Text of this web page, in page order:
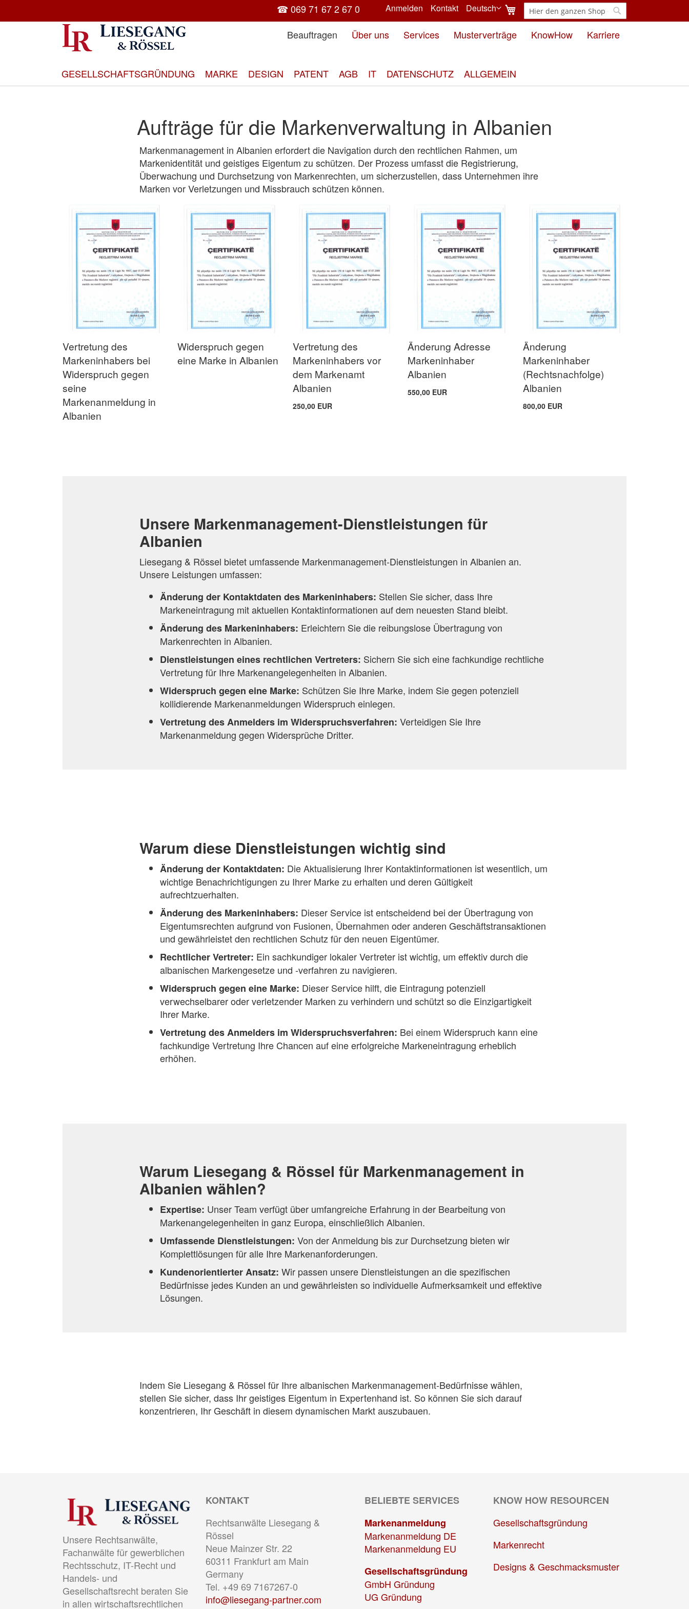
zum
Inhalt
Suche
Mein Warenkorb
Sprache
Deutsch
Anmelden Kontakt
☎ 069 71 67 2 67 0
Beauftragen
Über uns Services Musterverträge KnowHow Karriere
GESELLSCHAFTSGRÜNDUNG MARKE DESIGN PATENT AGB IT DATENSCHUTZ ALLGEMEIN
Aufträge für die Markenverwaltung in Albanien
Markenmanagement in Albanien erfordert die Navigation durch den rechtlichen Rahmen, um
Markenidentität und geistiges Eigentum zu schützen. Der Prozess umfasst die Registrierung,
Überwachung und Durchsetzung von Markenrechten, um sicherzustellen, dass Unternehmen ihre
Marken vor Verletzungen und Missbrauch schützen können.
Vertretung des
Markeninhabers bei
Widerspruch gegen
seine
Markenanmeldung in
Albanien
Widerspruch gegen
eine Marke in Albanien
In den Warenkorb
ZUR
VERGLEICHSLISTE
Vertretung des
Markeninhabers vor
dem Markenamt
Albanien
250,00 EUR
Änderung Adresse
Markeninhaber
Albanien
550,00 EUR
In den Warenkorb
Änderung
Markeninhaber
(Rechtsnachfolge)
Albanien
800,00 EUR
Unsere Markenmanagement-Dienstleistungen für
Albanien
Liesegang & Rössel bietet umfassende Markenmanagement-Dienstleistungen in Albanien an.
Unsere Leistungen umfassen:
Änderung der Kontaktdaten des Markeninhabers: Stellen Sie sicher, dass Ihre
Markeneintragung mit aktuellen Kontaktinformationen auf dem neuesten Stand bleibt.
Änderung des Markeninhabers: Erleichtern Sie die reibungslose Übertragung von
Markenrechten in Albanien.
Dienstleistungen eines rechtlichen Vertreters: Sichern Sie sich eine fachkundige rechtliche
Vertretung für Ihre Markenangelegenheiten in Albanien.
Widerspruch gegen eine Marke: Schützen Sie Ihre Marke, indem Sie gegen potenziell
kollidierende Markenanmeldungen Widerspruch einlegen.
Vertretung des Anmelders im Widerspruchsverfahren: Verteidigen Sie Ihre
Markenanmeldung gegen Widersprüche Dritter.
Warum diese Dienstleistungen wichtig sind
Änderung der Kontaktdaten: Die Aktualisierung Ihrer Kontaktinformationen ist wesentlich, um
wichtige Benachrichtigungen zu Ihrer Marke zu erhalten und deren Gültigkeit
aufrechtzuerhalten.
Änderung des Markeninhabers: Dieser Service ist entscheidend bei der Übertragung von
Eigentumsrechten aufgrund von Fusionen, Übernahmen oder anderen Geschäftstransaktionen
und gewährleistet den rechtlichen Schutz für den neuen Eigentümer.
Rechtlicher Vertreter: Ein sachkundiger lokaler Vertreter ist wichtig, um effektiv durch die
albanischen Markengesetze und -verfahren zu navigieren.
Widerspruch gegen eine Marke: Dieser Service hilft, die Eintragung potenziell
verwechselbarer oder verletzender Marken zu verhindern und schützt so die Einzigartigkeit
Ihrer Marke.
Vertretung des Anmelders im Widerspruchsverfahren: Bei einem Widerspruch kann eine
fachkundige Vertretung Ihre Chancen auf eine erfolgreiche Markeneintragung erheblich
erhöhen.
Warum Liesegang & Rössel für Markenmanagement in
Albanien wählen?
Expertise: Unser Team verfügt über umfangreiche Erfahrung in der Bearbeitung von
Markenangelegenheiten in ganz Europa, einschließlich Albanien.
Umfassende Dienstleistungen: Von der Anmeldung bis zur Durchsetzung bieten wir
Komplettlösungen für alle Ihre Markenanforderungen.
Kundenorientierter Ansatz: Wir passen unsere Dienstleistungen an die spezifischen
Bedürfnisse jedes Kunden an und gewährleisten so individuelle Aufmerksamkeit und effektive
Lösungen.
Indem Sie Liesegang & Rössel für Ihre albanischen Markenmanagement-Bedürfnisse wählen,
stellen Sie sicher, dass Ihr geistiges Eigentum in Expertenhand ist. So können Sie sich darauf
konzentrieren, Ihr Geschäft in diesem dynamischen Markt auszubauen.
Unsere Rechtsanwälte,
Fachanwälte für gewerblichen
Rechtsschutz, IT-Recht und
Handels- und
Gesellschaftsrecht beraten Sie
in allen wirtschaftsrechtlichen
KONTAKT
Rechtsanwälte Liesegang &
Rössel
Neue Mainzer Str. 22
60311 Frankfurt am Main
Germany
Tel. +49 69 7167267-0
info@liesegang-partner.com
BELIEBTE SERVICES
Markenanmeldung
Markenanmeldung DE
Markenanmeldung EU
Gesellschaftsgründung
GmbH Gründung
UG Gründung
KNOW HOW RESOURCEN
Gesellschaftsgründung
Markenrecht
Designs & Geschmacksmuster